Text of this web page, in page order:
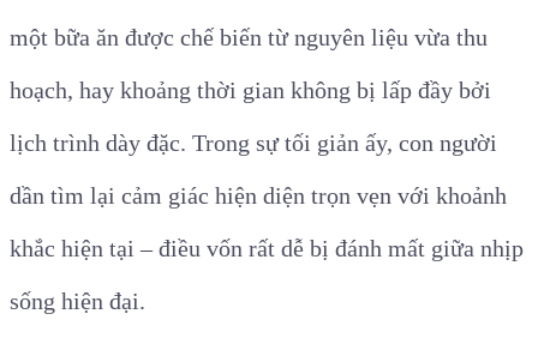
một bữa ăn được chế biến từ nguyên liệu vừa thu
hoạch, hay khoảng thời gian không bị lấp đầy bởi
lịch trình dày đặc. Trong sự tối giản ấy, con người
dần tìm lại cảm giác hiện diện trọn vẹn với khoảnh
khắc hiện tại – điều vốn rất dễ bị đánh mất giữa nhịp
sống hiện đại.